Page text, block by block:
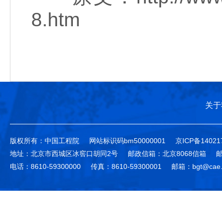
8.htm
关
版权所有：中国工程院 网站标识码bm50000001
京ICP备
地址：北京市西城区冰窖口胡同2号
邮政信箱：北京8068信箱
电话：8610-59300000
传真：8610-59300001 邮箱：